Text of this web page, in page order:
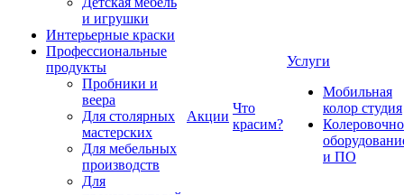
и игрушки
Интерьерные краски
Профессиональные
продукты
Пробники и
веера
Для столярных
мастерских
Для мебельных
производств
Для
Акции
Что
красим?
Услуги
Мобильная
колор студия
и ПО